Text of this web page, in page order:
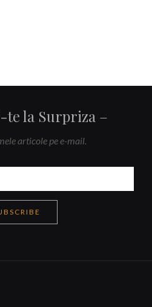
te la Surpriza
articole pe e-mail.